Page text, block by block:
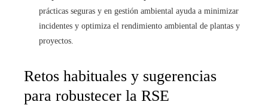
prácticas seguras y en gestión ambiental ayuda a minimizar
incidentes y optimiza el rendimiento ambiental de plantas y
proyectos.
Retos habituales y sugerencias
para robustecer la RSE